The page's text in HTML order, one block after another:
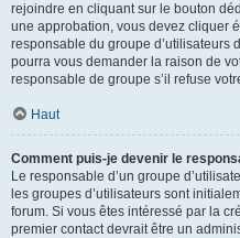
rejoindre en cliquant sur le bouton
une approbation, vous devez cliquer
responsable du groupe d’utilisateurs
pourra vous demander la raison de
responsable de groupe s’il refuse
Haut
Comment puis-je devenir le
Le responsable d’un groupe
les groupes d’utilisateurs sont
forum. Si vous êtes intéressé par la
premier contact devrait être un